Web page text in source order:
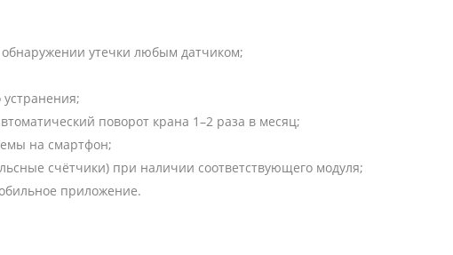
утечки любым датчиком;
поворот крана 1–2 раза в месяц;
на смартфон;
счётчики) при наличии соответствующего модуля;
приложение.